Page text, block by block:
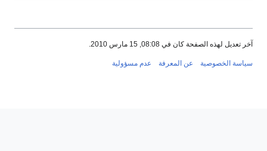
آخر تعديل لهذه الصفحة كان في 08:08, 15 مارس 2010.
سياسة الخصوصية عن المعرفة عدم مسؤولية